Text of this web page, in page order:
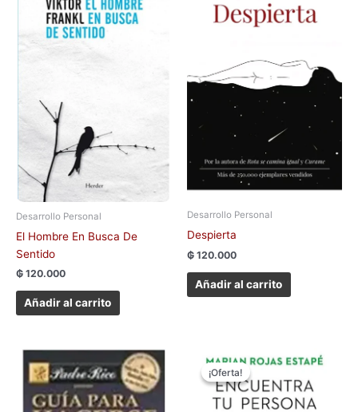
Desarrollo Personal
El Hombre En Busca De
Sentido
₲ 120.000
Añadir al carrito
Desarrollo Personal
Despierta
₲ 120.000
Añadir al carrito
¡Oferta!
¡Oferta!
precio
original
era:
₲ 160.000.
precio
actual
es:
₲ 150.000.